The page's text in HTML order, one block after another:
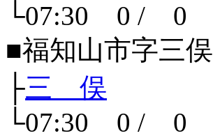
└07:30 0 / 0
■福知山市字三俣
├三 俣
└07:30 0 / 0